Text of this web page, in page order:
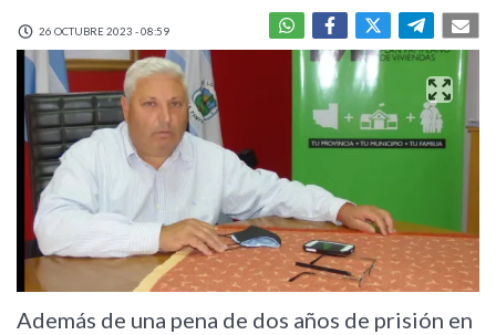
26 OCTUBRE 2023 - 08:59
Además de una pena de dos años de prisión en